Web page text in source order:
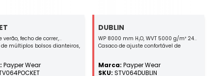
verão, fecho de correr,
múltiplos bolsos dianteiros,
no peito e nas costas,
Payper Wear
DUBLIN
WP 8000 mm H₂O, WVT 5000 g/m² 24h.
Casaco de ajuste confortável de
com velcro, dois bolsos exteriores com
Marca: Payper Wear
SKU: STV064DUBLIN